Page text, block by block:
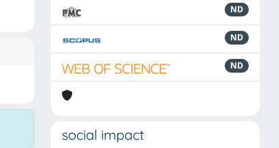
ND
ND
ND
social impact